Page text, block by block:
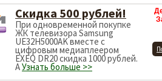
Скидка 500 рублей!
При одновременной покупке
ЖК телевизора Samsung
UE32H5000AK вместе с
цифровым медиаплеером
EXEQ DR20 скидка 1000 рублей.
АУзнать больше >>